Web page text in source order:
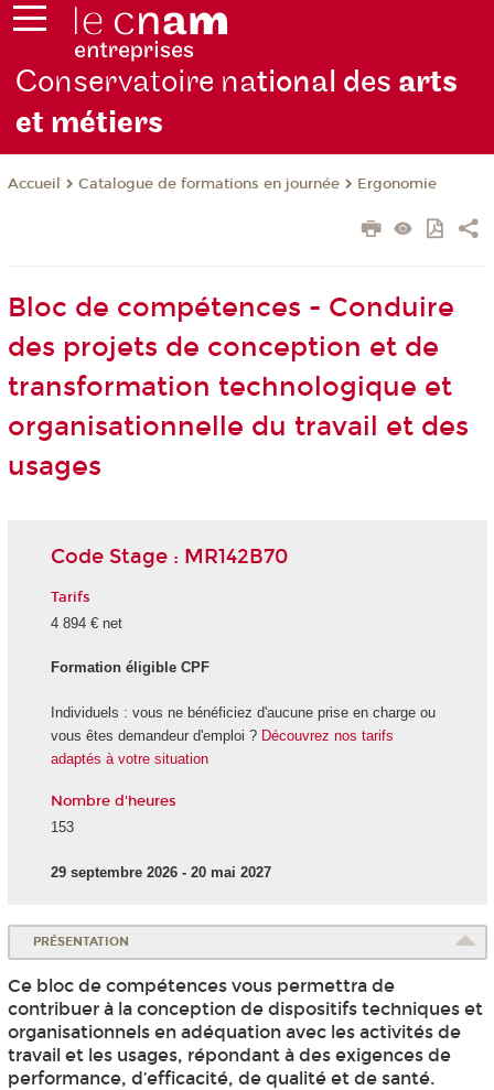
Conservatoire national des arts
et métiers
Accueil Catalogue de formations en journée Ergonomie
Bloc de compétences - Conduire
des projets de conception et de
transformation technologique et
organisationnelle du travail et des
usages
Code Stage : MR142B70
Tarifs
4 894 € net
Formation éligible CPF
Individuels : vous ne bénéficiez d'aucune prise en charge ou
vous êtes demandeur d'emploi ? Découvrez nos tarifs
adaptés à votre situation
Nombre d'heures
153
29 septembre 2026 - 20 mai 2027
PRÉSENTATION
Ce bloc de compétences vous permettra de
contribuer à la conception de dispositifs techniques et
organisationnels en adéquation avec les activités de
travail et les usages, répondant à des exigences de
performance, d’efficacité, de qualité et de santé.